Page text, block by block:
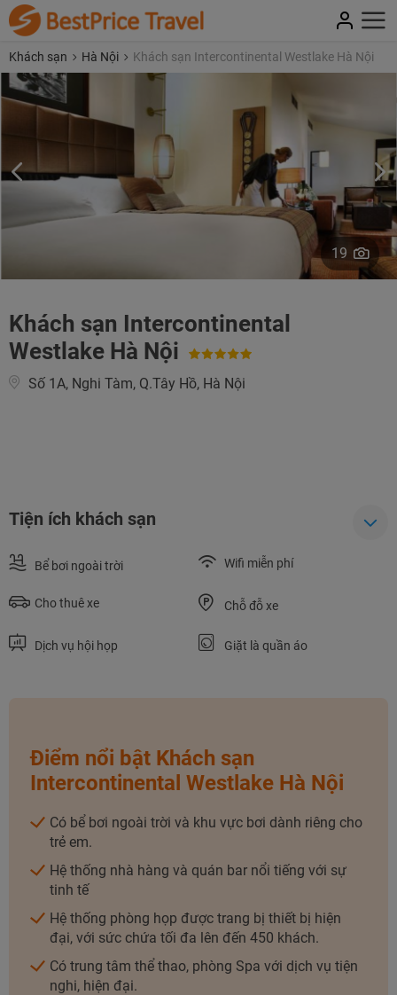
Khách sạn Hà Nội Khách sạn Intercontinental Westlake Hà Nội
19
Khách sạn Intercontinental
Westlake Hà Nội
Số 1A, Nghi Tàm, Q.Tây Hồ, Hà Nội
Tiện ích khách sạn
Bể bơi ngoài trời Wifi miễn phí
Cho thuê xe Chỗ đỗ xe
Dịch vụ hội họp Giặt là quần áo
Điểm nổi bật Khách sạn
Intercontinental Westlake Hà Nội
Có bể bơi ngoài trời và khu vực bơi dành riêng cho
trẻ em.
Hệ thống nhà hàng và quán bar nổi tiếng với sự
tinh tế
Hệ thống phòng họp được trang bị thiết bị hiện
đại, với sức chứa tối đa lên đến 450 khách.
Có trung tâm thể thao, phòng Spa với dịch vụ tiện
nghi, hiện đại.
TƯ VẤN NGAY